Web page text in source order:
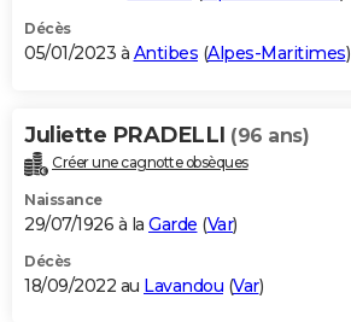
Décès
05/01/2023 à Antibes (Alpes-Maritimes)
Juliette PRADELLI (96 ans)
Créer une cagnotte obsèques
Naissance
29/07/1926 à la Garde (Var)
Décès
18/09/2022 au Lavandou (Var)